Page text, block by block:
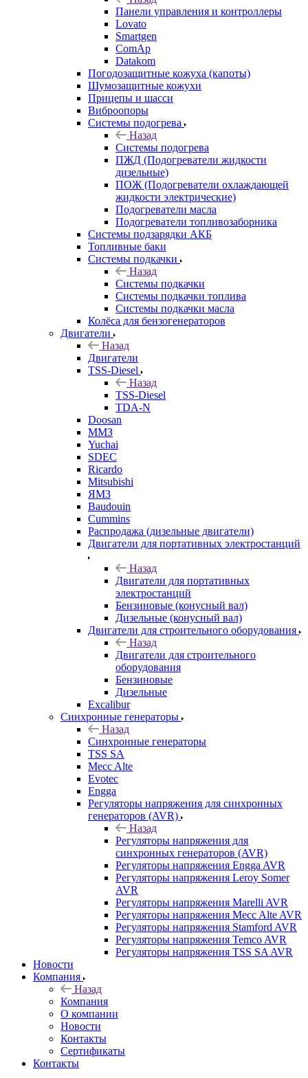
Панели управления и контроллеры
Lovato
Smartgen
ComAp
Datakom
Погодозащитные кожуха (капоты)
Шумозащитные кожухи
Прицепы и шасси
Виброопоры
Системы подогрева
Назад
Системы подогрева
ПЖД (Подогреватели жидкости
дизельные)
ПОЖ (Подогреватели охлаждающей
жидкости электрические)
Подогреватели масла
Подогреватели топливозаборника
Системы подзарядки АКБ
Топливные баки
Системы подкачки
Назад
Системы подкачки
Системы подкачки топлива
Системы подкачки масла
Колёса для бензогенераторов
Двигатели
Назад
Двигатели
TSS-Diesel
Назад
TSS-Diesel
TDA-N
Doosan
ММЗ
Yuchai
SDEC
Ricardo
Mitsubishi
ЯМЗ
Baudouin
Cummins
Распродажа (дизельные двигатели)
Двигатели для портативных электростанций
Назад
Двигатели для портативных
электростанций
Бензиновые (конусный вал)
Дизельные (конусный вал)
Двигатели для строительного оборудования
Назад
Двигатели для строительного
оборудования
Бензиновые
Дизельные
Excalibur
Синхронные генераторы
Назад
Синхронные генераторы
TSS SA
Mecc Alte
Evotec
Engga
Регуляторы напряжения для синхронных
генераторов (AVR)
Назад
Регуляторы напряжения для
синхронных генераторов (AVR)
Регуляторы напряжения Engga AVR
Регуляторы напряжения Leroy Somer
AVR
Регуляторы напряжения Marelli AVR
Регуляторы напряжения Mecc Alte AVR
Регуляторы напряжения Stamford AVR
Регуляторы напряжения Temco AVR
Регуляторы напряжения TSS SA AVR
Новости
Компания
Назад
Компания
О компании
Новости
Контакты
Сертификаты
Контакты